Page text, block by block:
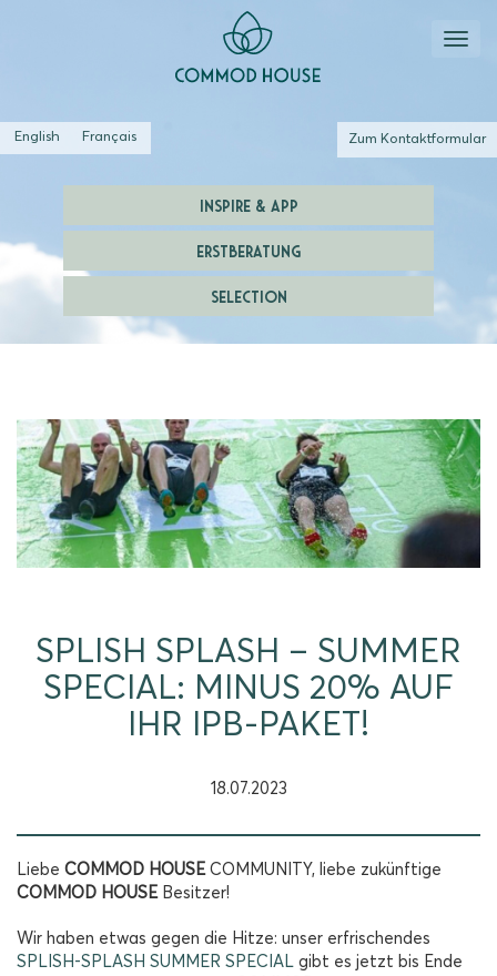
INSPIRE & APP
ERSTBERATUNG
SELECTION
English Français Zum Kontaktformular
SPLISH SPLASH – SUMMER
SPECIAL: MINUS 20% AUF
IHR IPB-PAKET!
18.07.2023
Liebe COMMOD HOUSECOMMUNITY, liebe zukünftige
COMMOD HOUSEBesitzer!
Wir haben etwas gegen die Hitze: unser erfrischendes
SPLISH-SPLASH SUMMER SPECIAL gibt es jetzt bis Ende